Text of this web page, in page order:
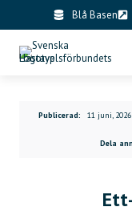
Blå Basen
Publicerad: 11 juni, 2026
Dela